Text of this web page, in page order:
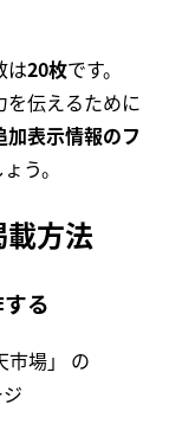
は20枚です。
伝えるために
加表示情報のフ
う。
方法
る
市場」 の